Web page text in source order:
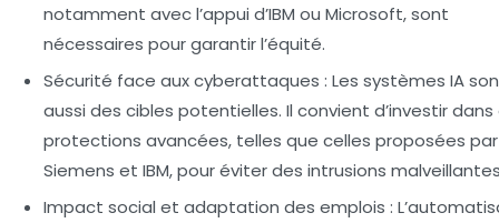
notamment avec l’appui d’IBM ou Microsoft, sont
nécessaires pour garantir l’équité.
Sécurité face aux cyberattaques : Les systèmes IA
aussi des cibles potentielles. Il convient d’investir dans
protections avancées, telles que celles proposées par
Siemens et IBM, pour éviter des intrusions
Impact social et adaptation des emplois :